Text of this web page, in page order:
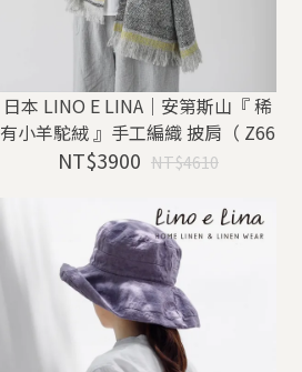
日本 LINO E LINA｜安第斯山『 稀
有小羊駝絨 』手工編織 披肩（ Z66
2 ）
NT$3900 NT$4610